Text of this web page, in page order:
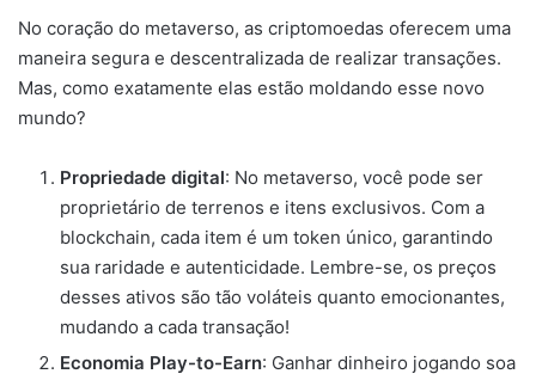
No coração do metaverso, as criptomoedas oferecem uma
maneira segura e descentralizada de realizar transações.
Mas, como exatamente elas estão moldando esse novo
mundo?
Propriedade digital: No metaverso, você pode ser
proprietário de terrenos e itens exclusivos. Com a
blockchain, cada item é um token único, garantindo
sua raridade e autenticidade. Lembre-se, os preços
desses ativos são tão voláteis quanto emocionantes,
mudando a cada transação!
Economia Play-to-Earn: Ganhar dinheiro jogando soa